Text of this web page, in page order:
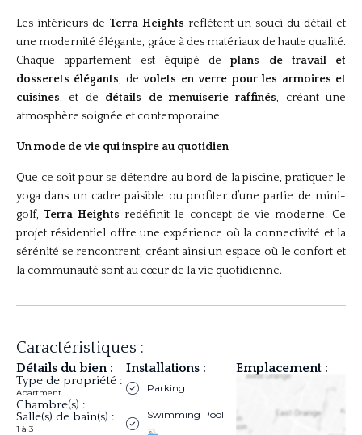
Les intérieurs de Terra Heights reflètent un souci du détail et
une modernité élégante, grâce à des matériaux de haute qualité.
Chaque appartement est équipé deplans de travail et
dosserets élégants, devolets en verre pour les armoires et
cuisines, et de détails de menuiserie raffinés, créant une
atmosphère soignée et contemporaine.
Un mode de vie qui inspire au quotidien
Que ce soit pour se détendre au bord de la piscine, pratiquer le
yoga dans un cadre paisible ou profiter d’une partie de mini-
golf, Terra Heights redéfinit le concept de vie moderne. Ce
projet résidentiel offre une expérience où la connectivité et la
sérénité se rencontrent, créant ainsi un espace où le confort et
la communauté sont au cœur de la vie quotidienne.
Caractéristiques :
Détails du bien :
Type de propriété :
Apartment
Chambre(s) :
Salle(s) de bain(s) :
1 à 3
Installations :
Parking
Swimming Pool
Emplacement :